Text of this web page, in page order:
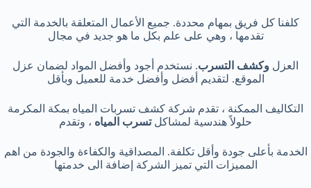
كلفنا كل فريق بمهام محددة. جميع الأعمال المتعلقة بالخدمة التي
تقدمها ، وهي على علم بكل ما هو جديد في مجال
العزل وكشف التسرب. نستخدم أجود وأفضل المواد لضمان عزل
الموقع. لتقديم أفضل وأفضل خدمة للعميل وبأقل
التكاليف الممكنة ، تقدم شركة كشف تسربات المياه بمكة المكرمة
حلولاً هندسية لمشاكلتسرب المياه ، وتقدم
الخدمة بأعلى جودة وأقل تكلفة. المصداقية والكفاءة والجودة من اهم
المميزات التي تميز الشركة إضافة الى خدمتها